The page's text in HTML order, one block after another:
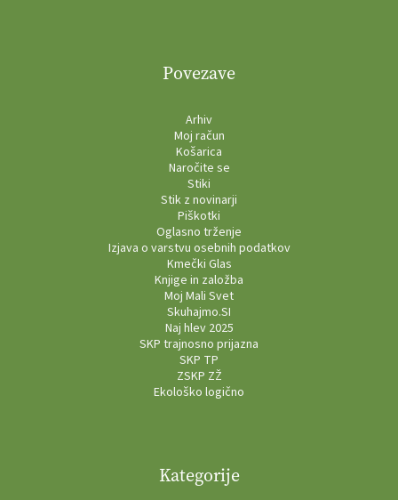
Povezave
Arhiv
Moj račun
Košarica
Naročite se
Stiki
Stik z novinarji
Piškotki
Oglasno trženje
Izjava o varstvu osebnih podatkov
Kmečki Glas
Knjige in založba
Moj Mali Svet
Skuhajmo.SI
Naj hlev 2025
SKP trajnosno prijazna
SKP TP
ZSKP ZŽ
Ekološko logično
Kategorije